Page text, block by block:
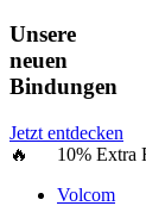
Unsere
neuen
Bindungen
Jetzt entdecken
🔥 10% Extra
Volcom